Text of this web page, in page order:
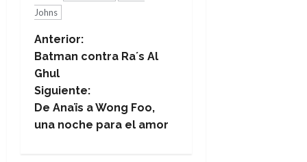
Johns
N
a
v
e
Anterior:
Batman contra Ra´s Al
Ghul
Siguiente:
De Anaïs a Wong Foo,
una noche para el amor